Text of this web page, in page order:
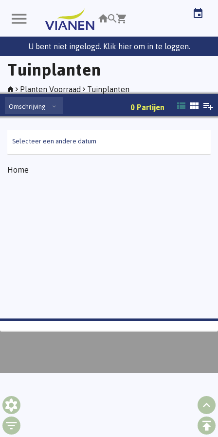
U bent niet ingelogd. Klik hier om in te loggen.
Tuinplanten
Planten Voorraad Tuinplanten
Omschrijving 0 Partijen
Selecteer een andere datum
Home